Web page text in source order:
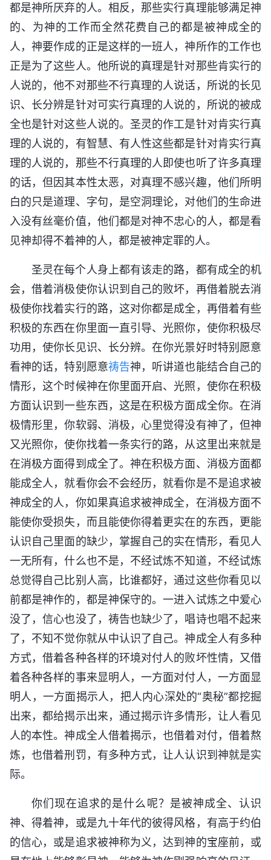
都是神所厌弃的人。相反，那些实行真理能够满足神
的、为神的工作而全然花费自己的都是被神成全的
人，神要作成的正是这样的一班人，神所作的工作也
正是为了这些人。他所说的真理是针对那些肯实行的
人说的，他不对那些不行真理的人说话，所说的长见
识、长分辨是针对可实行真理的人说的，所说的被成
全也是针对这些人说的。圣灵的作工是针对肯实行真
理的人说的，有智慧、有人性这些都是针对肯实行真
理的人说的，那些不行真理的人即使也听了许多真理
的话，但因其本性太恶，对真理不感兴趣，他们所明
白的只是道理、字句，是空洞理论，对他们的生命进
入没有丝毫价值，他们都是对神不忠心的人，都是看
见神却得不着神的人，都是被神定罪的人。
圣灵在每个人身上都有该走的路，都有成全的机
会，借着消极使你认识到自己的败坏，再借着脱去消
极使你找着实行的路，这对你都是成全，再借着有些
积极的东西在你里面一直引导、光照你，使你积极尽
功用，使你长见识、长分辨。在你光景好时特别愿意
看神的话，特别愿意祷告神，听讲道也能结合自己的
情形，这个时候神在你里面开启、光照，使你在积极
方面认识到一些东西，这是在积极方面成全你。在消
极情形里，你软弱、消极，心里觉得没有神了，但神
又光照你，使你找着一条实行的路，从这里出来就是
在消极方面得到成全了。神在积极方面、消极方面都
能成全人，就看你会不会经历，就看你是不是追求被
神成全的人，你如果真追求被神成全，在消极方面不
能使你受损失，而且能使你得着更实在的东西，更能
认识自己里面的缺少，掌握自己的实在情形，看见人
一无所有，什么也不是，不经试炼不知道，不经试炼
总觉得自己比别人高，比谁都好，通过这些你看见以
前都是神作的，都是神保守的。一进入试炼之中爱心
没了，信心也没了，祷告也缺少了，唱诗也唱不起来
了，不知不觉你就从中认识了自己。神成全人有多种
方式，借着各种各样的环境对付人的败坏性情，又借
着各种各样的事来显明人，一方面对付人，一方面显
明人，一方面揭示人，把人内心深处的“奥秘”都挖掘
出来，都给揭示出来，通过揭示许多情形，让人看见
人的本性。神成全人借着揭示，也借着对付，借着熬
炼，也借着刑罚，有多种方式，让人认识到神就是实
际。
你们现在追求的是什么呢？是被神成全、认识
神、得着神，或是九十年代的彼得风格，有高于约伯
的信心，或是追求被神称为义，达到神的宝座前，或